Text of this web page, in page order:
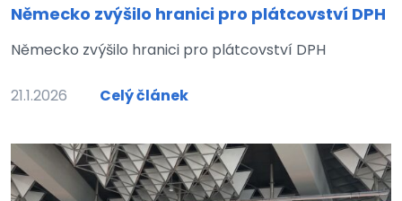
Německo zvýšilo hranici pro plátcovství DPH
Německo zvýšilo hranici pro plátcovství DPH
21.1.2026 Celý článek